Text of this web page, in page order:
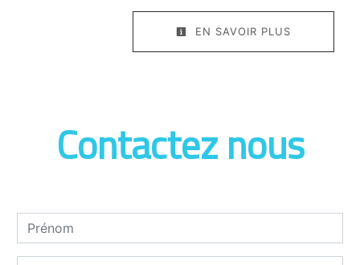
EN SAVOIR PLUS
Contactez nous